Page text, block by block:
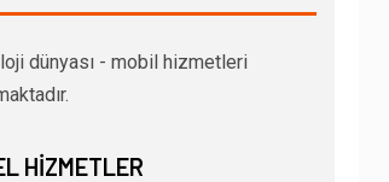
dünyası - mobil hizmetleri
HIZMETLER